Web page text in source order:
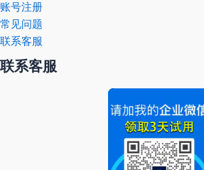
账号注册
常见问题
联系客服
联系客服